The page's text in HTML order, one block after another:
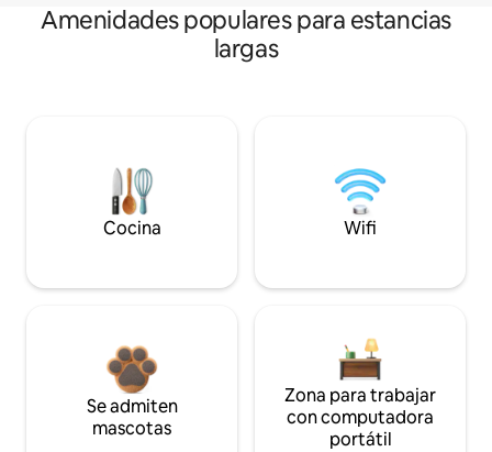
Amenidades populares para estancias
largas
Cocina Wifi
Se admiten
mascotas
Zona para trabajar
con computadora
portátil